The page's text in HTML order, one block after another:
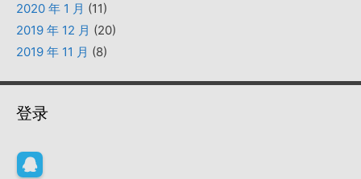
2020 年 1 月 (11)
2019 年 12 月 (20)
2019 年 11 月 (8)
登录